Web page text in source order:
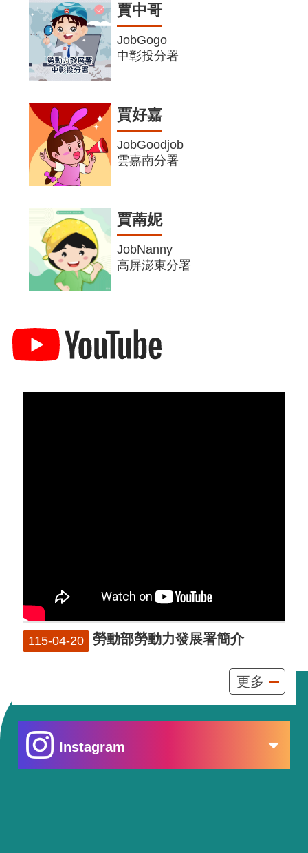
賈中哥
JobGogo
中彰投分署
賈好嘉
JobGoodjob
雲嘉南分署
賈萳妮
JobNanny
高屏澎東分署
勞動部勞動力發展署簡介
115-04-20
更多
Instagram